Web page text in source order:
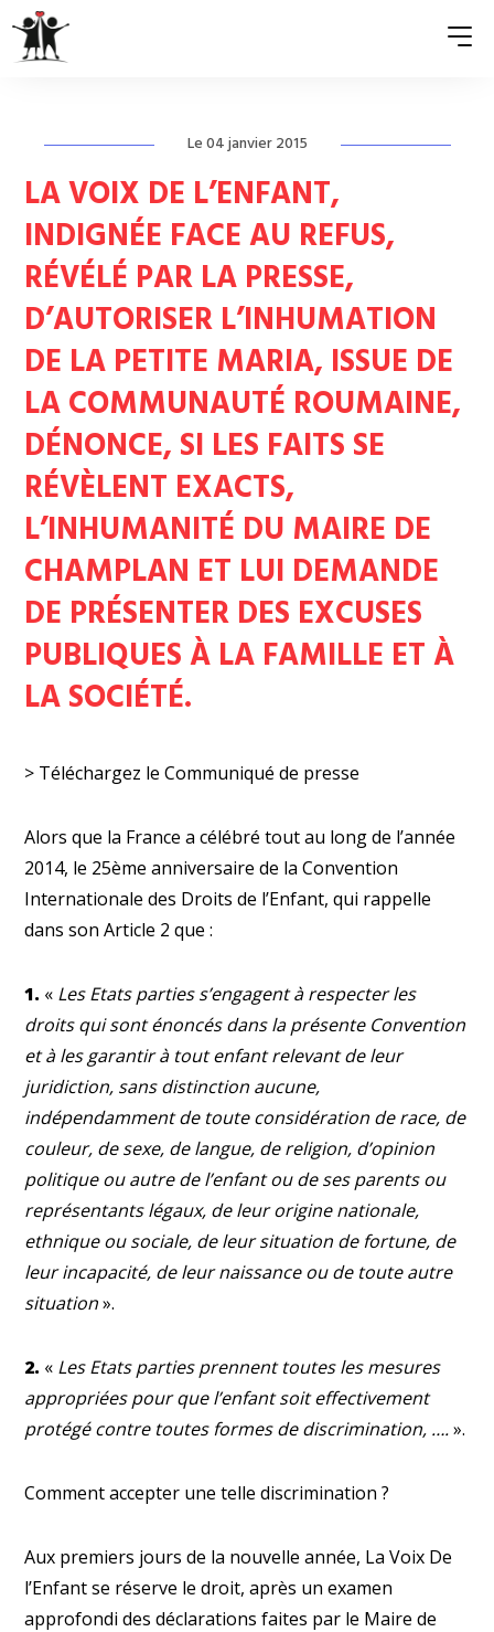
QUI SOMMES-NOUS ?
ASSOCIATIONS MEMBRES
NOS ACTIONS
S’ENGAGER
ACTUALITÉS
PRESSE
Le 04 janvier 2015
LA VOIX DE L’ENFANT,
INDIGNÉE FACE AU REFUS,
RÉVÉLÉ PAR LA PRESSE,
D’AUTORISER L’INHUMATION
DE LA PETITE MARIA, ISSUE DE
LA COMMUNAUTÉ ROUMAINE,
DÉNONCE, SI LES FAITS SE
RÉVÈLENT EXACTS,
L’INHUMANITÉ DU MAIRE DE
CHAMPLAN ET LUI DEMANDE
DE PRÉSENTER DES EXCUSES
PUBLIQUES À LA FAMILLE ET À
LA SOCIÉTÉ.
> Téléchargez le Communiqué de presse
Alors que la France a célébré tout au long de l’année
2014, le 25ème anniversaire de la Convention
Internationale des Droits de l’Enfant, qui rappelle
dans son Article 2 que :
1. « Les Etats parties s’engagent à respecter les
droits qui sont énoncés dans la présente Convention
et à les garantir à tout enfant relevant de leur
juridiction, sans distinction aucune,
indépendamment de toute considération de race, de
couleur, de sexe, de langue, de religion, d’opinion
politique ou autre de l’enfant ou de ses parents ou
représentants légaux, de leur origine nationale,
ethnique ou sociale, de leur situation de fortune, de
leur incapacité, de leur naissance ou de toute autre
situation».
2. « Les Etats parties prennent toutes les mesures
appropriées pour que l’enfant soit effectivement
protégé contre toutes formes de discrimination, ….».
Comment accepter une telle discrimination ?
Aux premiers jours de la nouvelle année, La Voix De
l’Enfant se réserve le droit, après un examen
approfondi des déclarations faites par le Maire de